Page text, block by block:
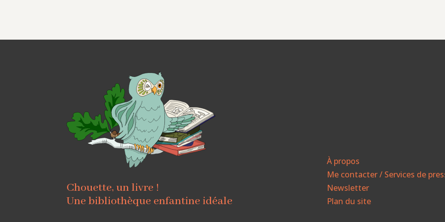
Chouette, un livre !
Une bibliothèque enfantine idéale
À propos
Me contacter / Services de
Newsletter
Plan du site